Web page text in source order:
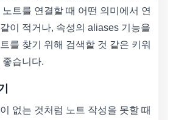
트를 연결할 때 어떤 의미에서 연
이 적거나, 속성의 aliases 기능을
를 찾기 위해 검색할 것 같은 키워
좋습니다.
없는 것처럼 노트 작성을 못할 때